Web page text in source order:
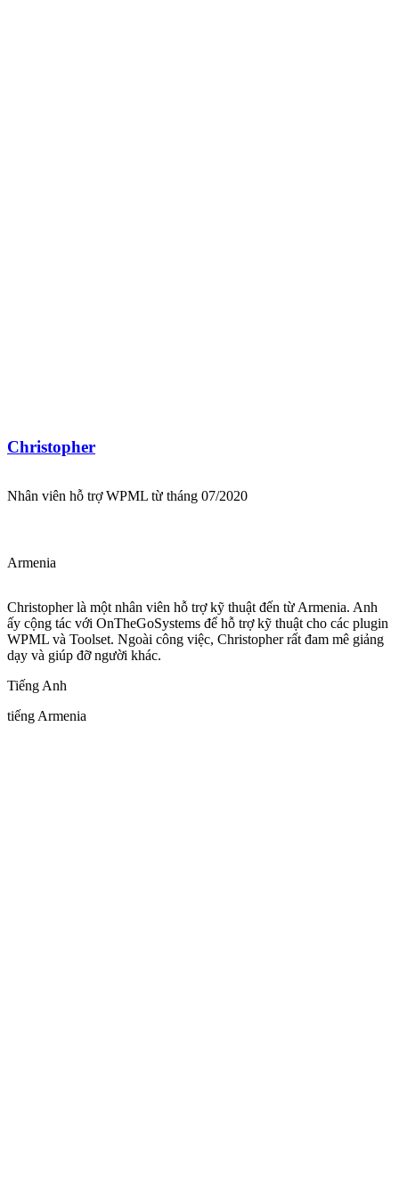
Christopher
Nhân viên hỗ trợ WPML từ tháng 07/2020
Armenia
Christopher là một nhân viên hỗ trợ kỹ thuật đến từ Armenia. Anh
ấy cộng tác với OnTheGoSystems để hỗ trợ kỹ thuật cho các plugin
WPML và Toolset. Ngoài công việc, Christopher rất đam mê giảng
dạy và giúp đỡ người khác.
Tiếng Anh
tiếng Armenia